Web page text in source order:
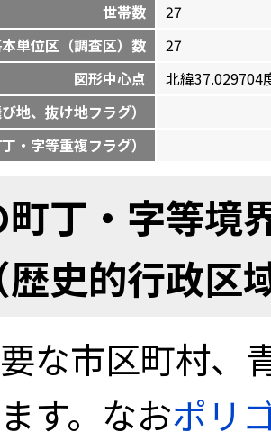
世帯数
27
単位区（調査区）数
27
図形中心点
北緯37.029704
地、抜け地フラグ）
・字等重複フラグ）
丁・字等境
史的行政区
な市区町村、
す。なおポリ